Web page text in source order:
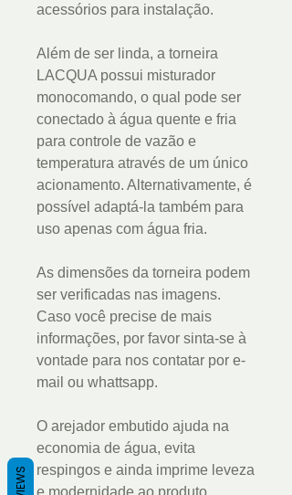
acessórios para instalação.
Além de ser linda, a torneira
LACQUA possui misturador
monocomando, o qual pode ser
conectado à água quente e fria
para controle de vazão e
temperatura através de um único
acionamento. Alternativamente, é
possível adaptá-la também para
uso apenas com água fria.
As dimensões da torneira podem
ser verificadas nas imagens.
Caso você precise de mais
informações, por favor sinta-se à
vontade para nos contatar por e-
mail ou whattsapp.
O arejador embutido ajuda na
economia de água, evita
respingos e ainda imprime leveza
e modernidade ao produto.